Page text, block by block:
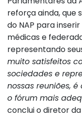
reforça ainda, que
do NAP para
médicas e
representando
muito satisfeitos
sociedades e
nossas reuniões,
o fórum mais
conclui o diretor da